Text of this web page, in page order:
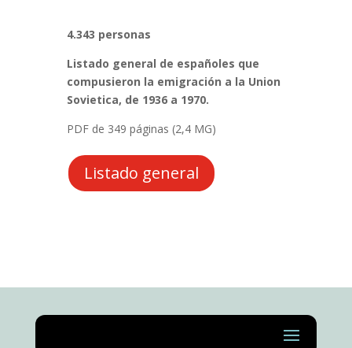
4.343 personas
Listado general de españoles que
compusieron la emigración a la Union
Sovietica, de 1936 a 1970.
PDF de 349 páginas (2,4 MG)
Listado general